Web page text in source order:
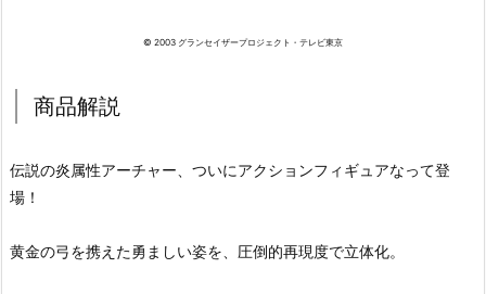
© 2003 グランセイザープロジェクト・テレビ東京
商品解説
伝説の炎属性アーチャー、ついにアクションフィギュアなって登
場！
黄金の弓を携えた勇ましい姿を、圧倒的再現度で立体化。